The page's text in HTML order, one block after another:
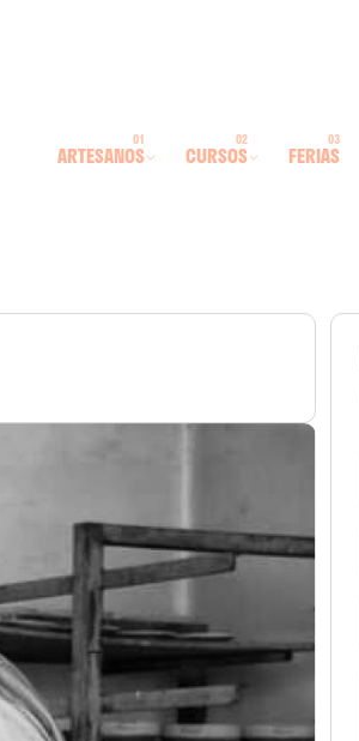
ARTESANOS CURSOS FERIAS